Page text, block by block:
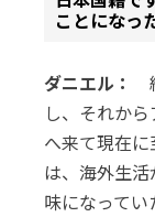
ことになっ
ダニエル：
し、それか
へ来て現在
は、海外生
味になって